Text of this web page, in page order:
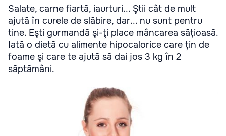
Salate, carne fiartă, iaurturi... Ştii cât de mult
ajută în curele de slăbire, dar... nu sunt pentru
tine. Eşti gurmandă şi-ţi place mâncarea săţioasă.
Iată o dietă cu alimente hipocalorice care ţin de
foame şi care te ajută să dai jos 3 kg în 2
săptămâni.